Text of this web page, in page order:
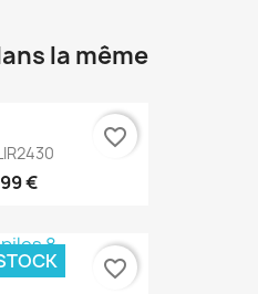
la même
€
favorite_border
favorite_border